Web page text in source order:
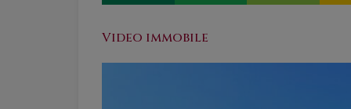
Video immobile